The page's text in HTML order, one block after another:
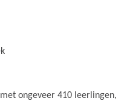
ongeveer 410 leerlingen,